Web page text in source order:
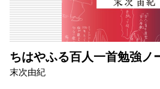
ちはやふる百人一首勉強ノ
末次由紀